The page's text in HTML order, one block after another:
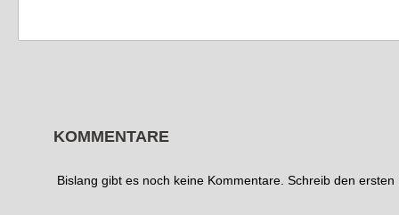
KOMMENTARE
Bislang gibt es noch keine Kommentare. Schreib den ersten